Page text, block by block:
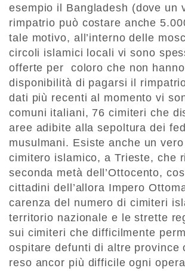
esempio il Bangladesh (dove un
rimpatrio può costare anche
tale motivo, all’interno delle
circoli islamici locali vi sono
offerte per
coloro che non
disponibilità di pagarsi il
dati più recenti al momento vi
comuni italiani, 76 cimiteri che
aree adibite alla sepoltura dei
musulmani. Esiste anche un
cimitero islamico, a Trieste, che
seconda metà dell’Ottocento,
cittadini dell’allora Impero
carenza del numero di cimiteri
territorio nazionale e le strette
sui cimiteri che difficilmente
ospitare defunti di altre province
reso ancor più difficile ogni